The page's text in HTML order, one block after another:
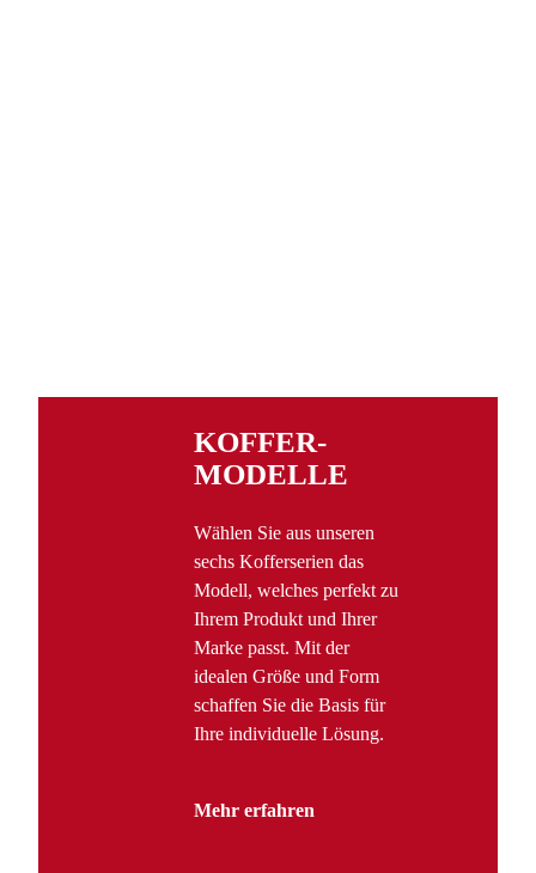
KOFFER­
MODELLE
Wählen Sie aus unseren
sechs Kofferserien das
Modell, welches perfekt zu
Ihrem Produkt und Ihrer
Marke passt. Mit der
idealen Größe und Form
schaffen Sie die Basis für
Ihre individuelle Lösung.
Mehr erfahren